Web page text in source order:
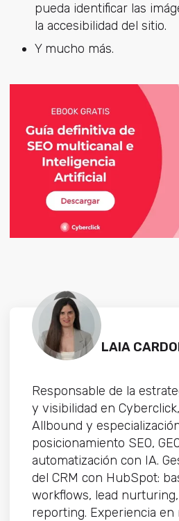
pueda identificar las
la accesibilidad del sitio.
Y mucho más.
LAIA
Responsable de la
y visibilidad en
Allbound y
posicionamiento SEO,
automatización con IA.
del CRM con HubSpot:
workflows, lead
reporting. Experiencia en